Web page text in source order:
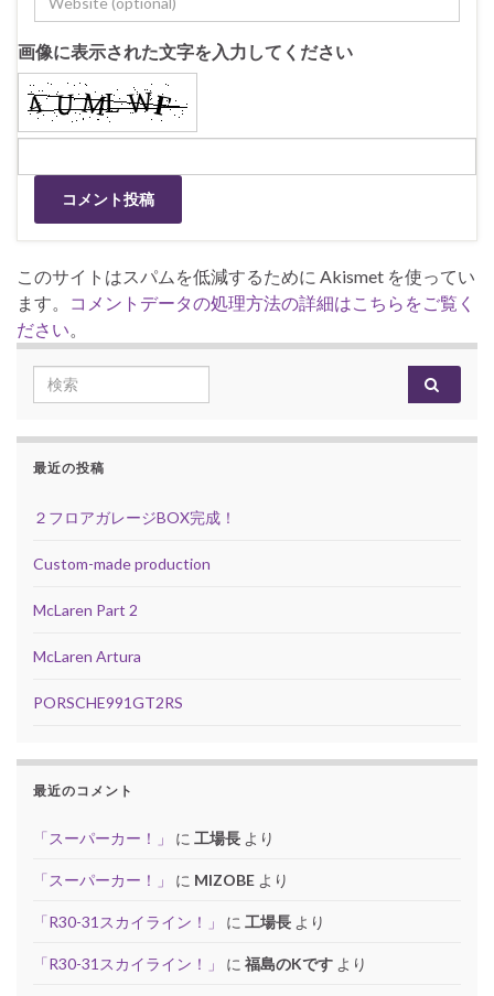
画像に表示された文字を入力してください
このサイトはスパムを低減するために Akismet を使ってい
ます。
コメントデータの処理方法の詳細はこちらをご覧く
ださい。
Search for:
最近の投稿
２フロアガレージBOX完成！
Custom-made production
McLaren Part 2
McLaren Artura
PORSCHE991GT2RS
最近のコメント
「スーパーカー！」 に 工場長 より
「スーパーカー！」 に MIZOBE より
「R30-31スカイライン！」 に 工場長 より
「R30-31スカイライン！」 に 福島のKです より